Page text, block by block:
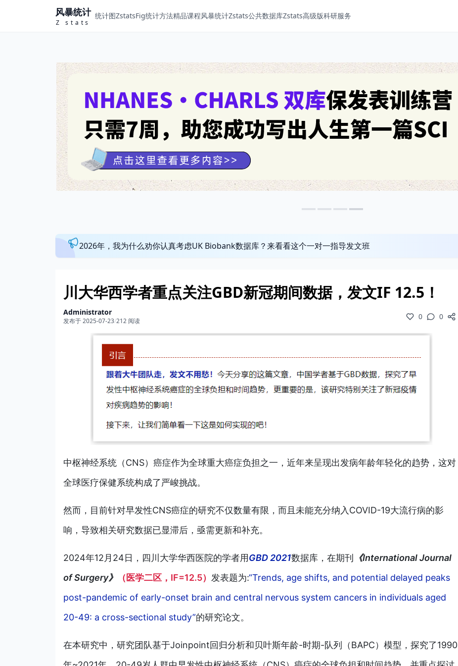
风暴统计
Z stats
统计图ZstatsFig统计方法精品课程风暴统计Zstats公共数据库Zstats高级版科研服务
2026年，我为什么劝你认真考虑UK Biobank数据库？来看看这个一对一指导发文班
川大华西学者重点关注GBD新冠期间数据，发文IF 12.5！
Administrator
发布于 2025-07-23/212 阅读 0 0
中枢神经系统（CNS）癌症作为全球重大癌症负担之一，近年来呈现出发病年龄年轻化的趋势，这对
全球医疗保健系统构成了严峻挑战。
然而，目前针对早发性CNS癌症的研究不仅数量有限，而且未能充分纳入COVID-19大流行病的影
响，导致相关研究数据已显滞后，亟需更新和补充。
2024年12月24日，四川大学华西医院的学者用GBD 2021数据库，在期刊 《International Journal
of Surgery》
（医学二区，IF=12.5） 发表题为:“Trends, age shifts, and potential delayed peaks
post-pandemic of early-onset brain and central nervous system cancers in individuals aged
20-49: a cross-sectional study”的研究论文。
在本研究中，研究团队基于Joinpoint回归分析和贝叶斯年龄-时期-队列（BAPC）模型，探究了1990